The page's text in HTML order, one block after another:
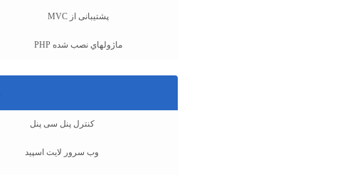
پشتیبانی از MVC
ماژولهاي نصب شده PHP
کنترل پنل سی پنل
وب سرور لایت اسپید